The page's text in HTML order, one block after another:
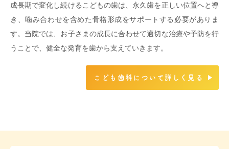
成長期で変化し続けるこどもの歯は、永久歯を正しい位置へと導
き、噛み合わせを含めた骨格形成をサポートする必要がありま
す。当院では、お子さまの成長に合わせて適切な治療や予防を行
うことで、健全な発育を歯から支えていきます。
こども歯科について詳しく見る